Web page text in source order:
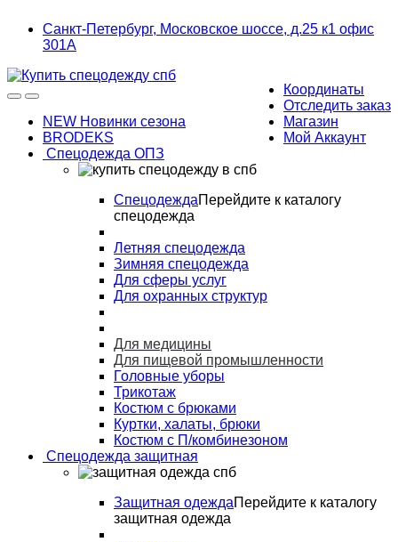
navigation
content
Санкт-Петербург, Московское шоссе, д.25 к1 офис
301А
Координаты
Отследить заказ
Магазин
Мой Аккаунт
NEW Новинки сезона
BRODEKS
Спецодежда ОПЗ
СпецодеждаПерейдите к каталогу
спецодежда
Летняя спецодежда
Зимняя спецодежда
Для сферы услуг
Для охранных структур
Для медицины
Для пищевой промышленности
Головные уборы
Трикотаж
Костюм с брюками
Куртки, халаты, брюки
Костюм с П/комбинезоном
Спецодежда защитная
Защитная одеждаПерейдите к каталогу
защитная одежда